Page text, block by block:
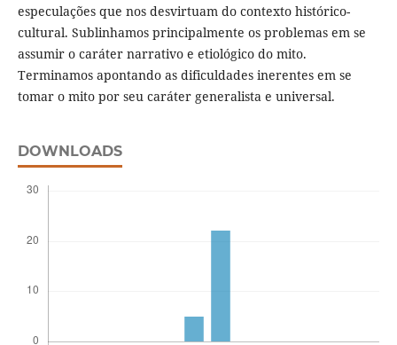
especulações que nos desvirtuam do contexto histórico-
cultural. Sublinhamos principalmente os problemas em se
assumir o caráter narrativo e etiológico do mito.
Terminamos apontando as dificuldades inerentes em se
tomar o mito por seu caráter generalista e universal.
DOWNLOADS